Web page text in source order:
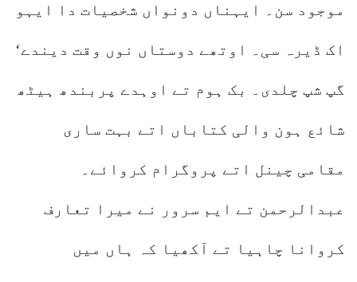
موجود سن۔ ایہناں دونواں شخصیات دا ایہو
اک ڈیرہ سی۔ اوتھے دوستاں نوں وقت دیندے‘
گپ شپ چلدی۔ بک ہوم تے اوہدے پربندھ ہیٹھ
شائع ہون والی کتاباں اتے بہت ساری
مقامی چینل اتے پروگرام کروائے۔
عبدالرحمن تے ایم سرور نے میرا تعارف
کروانا چاہیا تے آکھیا کہ ہاں میں